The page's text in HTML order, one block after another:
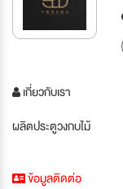
เกี่ยวกับเรา
ผลิตประตูวงกบไม้
ข้อมูลติดต่อ